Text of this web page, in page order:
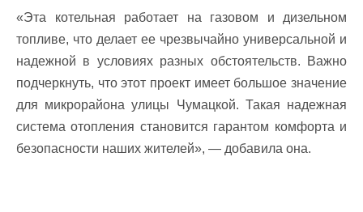
«Эта котельная работает на газовом и дизельном
топливе, что делает ее чрезвычайно универсальной и
надежной в условиях разных обстоятельств. Важно
подчеркнуть, что этот проект имеет большое значение
для микрорайона улицы Чумацкой. Такая надежная
система отопления становится гарантом комфорта и
безопасности наших жителей», — добавила она.